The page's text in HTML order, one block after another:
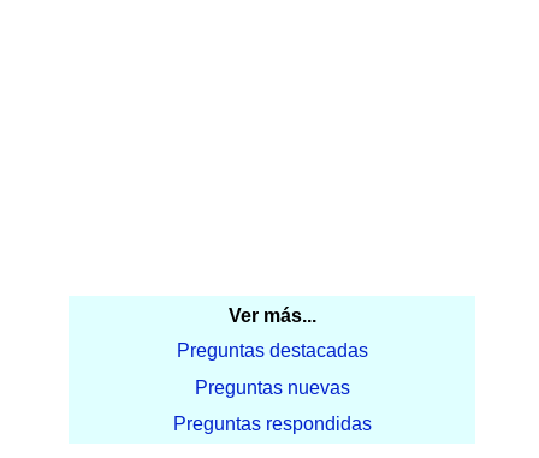
Ver más...
Preguntas destacadas
Preguntas nuevas
Preguntas respondidas